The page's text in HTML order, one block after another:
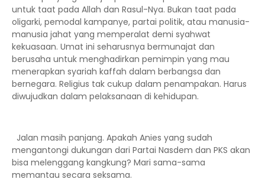
untuk taat pada Allah dan Rasul-Nya. Bukan taat pada
oligarki, pemodal kampanye, partai politik, atau manusia-
manusia jahat yang memperalat demi syahwat
kekuasaan. Umat ini seharusnya bermunajat dan
berusaha untuk menghadirkan pemimpin yang mau
menerapkan syariah kaffah dalam berbangsa dan
bernegara. Religius tak cukup dalam penampakan. Harus
diwujudkan dalam pelaksanaan di kehidupan.
Jalan masih panjang. Apakah Anies yang sudah
mengantongi dukungan dari Partai Nasdem dan PKS akan
bisa melenggang kangkung? Mari sama-sama
memantau secara seksama.